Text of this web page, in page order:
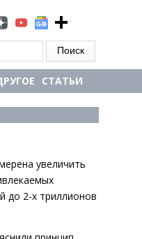
СТАТЬИ
увеличить
до 2-х триллионов